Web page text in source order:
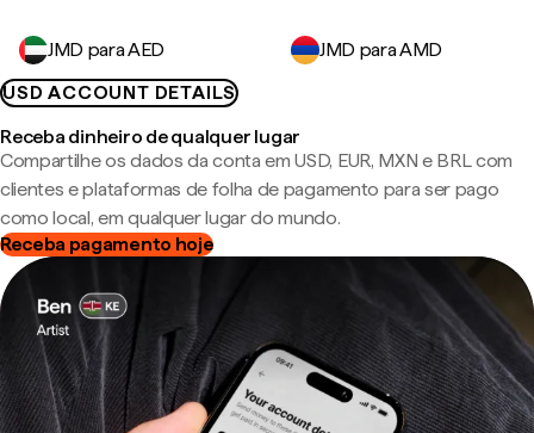
JMD para AED
JMD para AMD
USD ACCOUNT DETAILS
Receba dinheiro de qualquer lugar
Compartilhe os dados da conta em USD, EUR, MXN e BRL com
clientes e plataformas de folha de pagamento para ser pago
como local, em qualquer lugar do mundo.
Receba pagamento hoje